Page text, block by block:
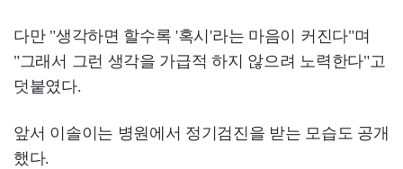
다만 "생각하면 할수록 '혹시'라는 마음이 커진다"며
"그래서 그런 생각을 가급적 하지 않으려 노력한다"고
덧붙였다.
앞서 이솔이는 병원에서 정기검진을 받는 모습도 공개
했다.